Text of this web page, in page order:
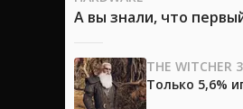
А вы знали, что
THE WITCHER
Только 5,6%